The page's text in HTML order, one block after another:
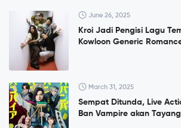
June 26, 2025
Kroi Jadi Pengisi Lagu
Kowloon Generic
March 31, 2025
Sempat Ditunda, Live
Ban Vampire akan